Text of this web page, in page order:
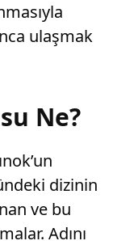
ulaşmak
Ne?
dizinin
ve bu
Adını